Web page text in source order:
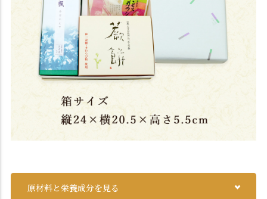
原材料と栄養成分を見る